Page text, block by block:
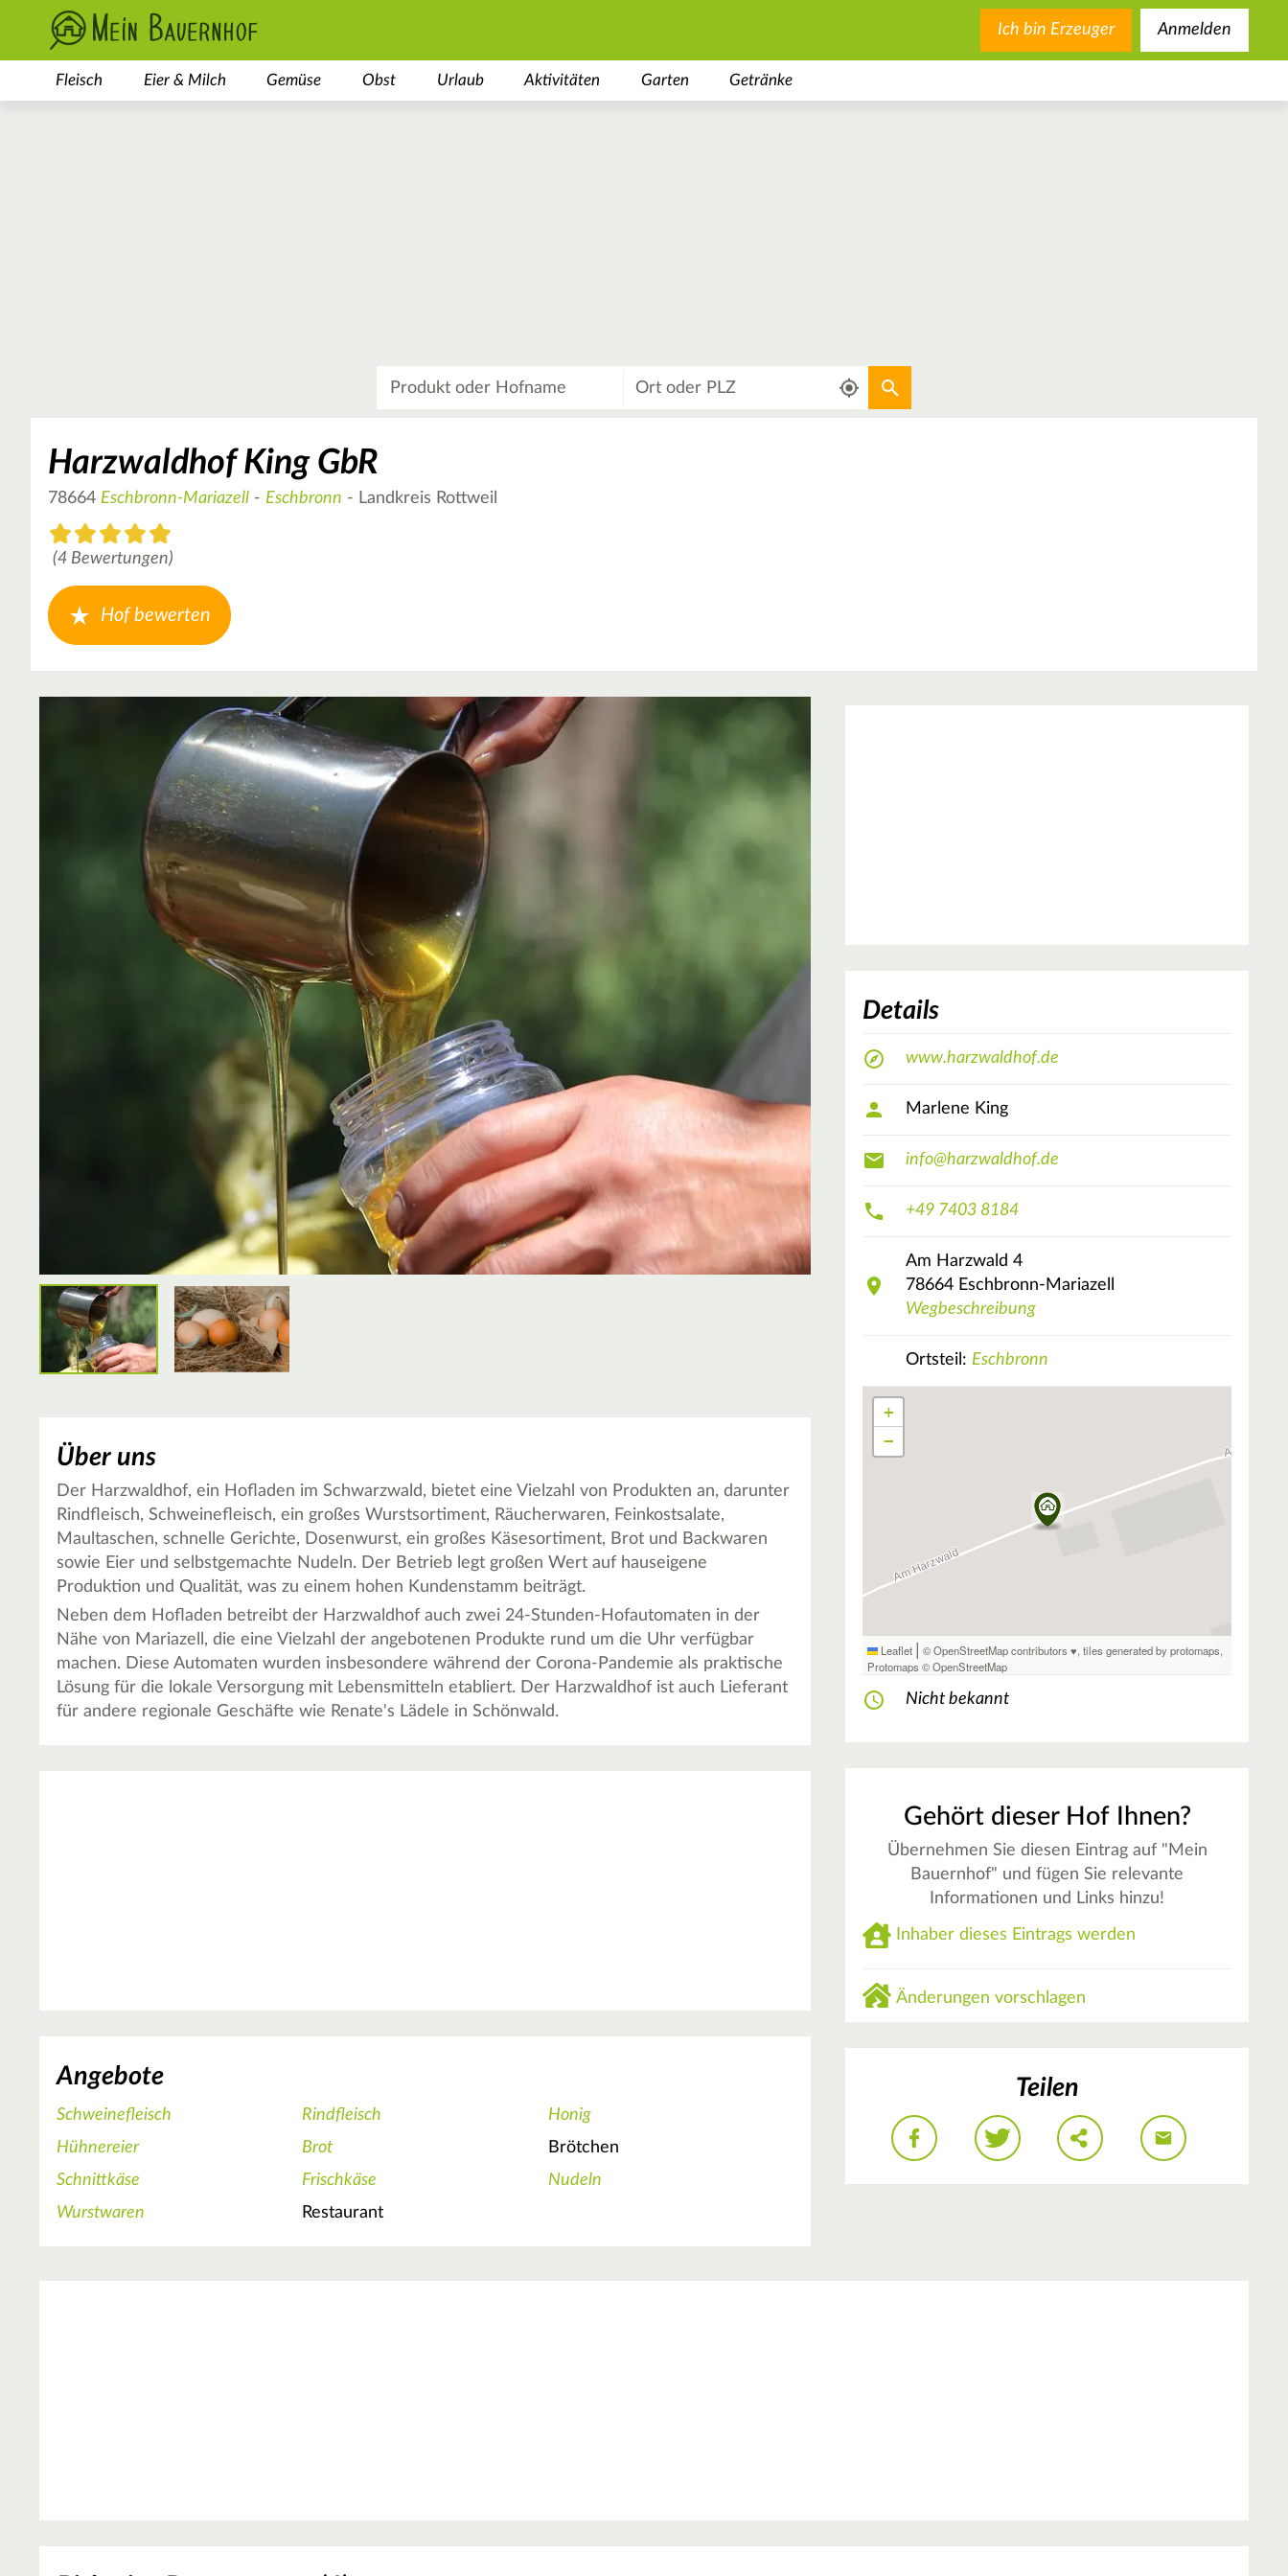
Ich bin Erzeuger Anmelden
Fleisch Eier & Milch Gemüse Obst Urlaub Aktivitäten Garten Getränke
Aktuellen Standort verwenden
Harzwaldhof King GbR
78664 Eschbronn-Mariazell - Eschbronn - Landkreis Rottweil
(4 Bewertungen)
Hof bewerten
Über uns
Der Harzwaldhof, ein Hofladen im Schwarzwald, bietet eine Vielzahl von Produkten an, darunter
Rindfleisch, Schweinefleisch, ein großes Wurstsortiment, Räucherwaren, Feinkostsalate,
Maultaschen, schnelle Gerichte, Dosenwurst, ein großes Käsesortiment, Brot und Backwaren
sowie Eier und selbstgemachte Nudeln. Der Betrieb legt großen Wert auf hauseigene
Produktion und Qualität, was zu einem hohen Kundenstamm beiträgt.
Neben dem Hofladen betreibt der Harzwaldhof auch zwei 24-Stunden-Hofautomaten in der
Nähe von Mariazell, die eine Vielzahl der angebotenen Produkte rund um die Uhr verfügbar
machen. Diese Automaten wurden insbesondere während der Corona-Pandemie als praktische
Lösung für die lokale Versorgung mit Lebensmitteln etabliert. Der Harzwaldhof ist auch Lieferant
für andere regionale Geschäfte wie Renate's Lädele in Schönwald.
Angebote
Schweinefleisch Rindfleisch
Honig
Hühnereier
Brot
Brötchen
Schnittkäse
Frischkäse
Nudeln
Wurstwaren
Restaurant
Details
www.harzwaldhof.de
Marlene King
info@harzwaldhof.de
+49 7403 8184
Am Harzwald 4
78664 Eschbronn-Mariazell
Wegbeschreibung
Ortsteil: Eschbronn
+
−
Leaflet | © OpenStreetMap contributors ♥,tiles generated by protomaps,
Protomaps ©OpenStreetMap
Nicht bekannt
Gehört dieser Hof Ihnen?
Übernehmen Sie diesen Eintrag auf "Mein
Bauernhof" und fügen Sie relevante
Informationen und Links hinzu!
Inhaber dieses Eintrags werden
Änderungen vorschlagen
Teilen